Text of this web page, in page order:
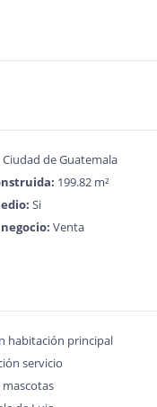
Ciudad de Guatemala
199.82 m²
Si
Venta
habitación principal
servicio